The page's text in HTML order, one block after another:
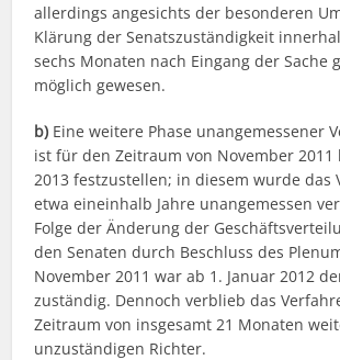
allerdings angesichts der besonderen
Klärung der Senatszuständigkeit
sechs Monaten nach Eingang der Sache
möglich gewesen.
b) Eine weitere Phase unangemessener
ist für den Zeitraum von November 2011
2013 festzustellen; in diesem wurde das
etwa eineinhalb Jahre unangemessen
Folge der Änderung der
den Senaten durch Beschluss des
November 2011 war ab 1. Januar 2012
zuständig. Dennoch verblieb das
Zeitraum von insgesamt 21 Monaten
unzuständigen Richter.